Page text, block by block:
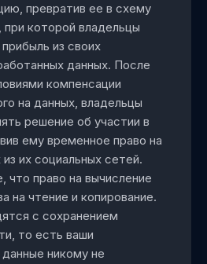
превратив ее в схему
при которой владельцы
из своих
данных. После
компенсации
на данных, владельцы
решение об участии в
ему временное право на
их социальных сетей.
что право на вычисление
на чтение и копирование.
с сохранением
то есть ваши
никому не